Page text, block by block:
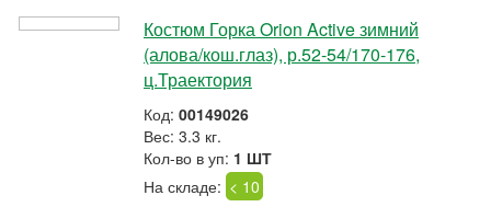
Костюм Горка Orion Active зимний
(алова/кош.глаз), р.52-54/170-176,
ц.Траектория
Код: 00149026
Вес: 3.3 кг.
Кол-во в уп: 1 ШТ
На складе: < 10